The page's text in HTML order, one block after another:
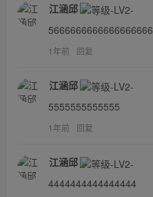
江涵邱
5666666666666666666
1年前 回复
江涵邱
5555555555555
1年前 回复
江涵邱
4444444444444444